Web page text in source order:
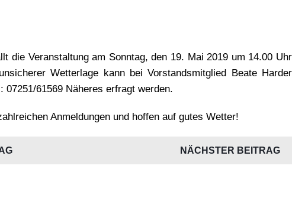
die Veranstaltung am Sonntag, den 19. Mai 2019 um 14.00 Uhr
Wetterlage kann bei Vorstandsmitglied Beate Harder
07251/61569 Näheres erfragt werden.
Anmeldungen und hoffen auf gutes Wetter!
NÄCHSTER BEITRAG